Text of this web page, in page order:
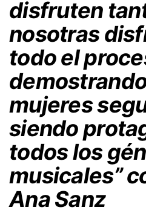
disfruten
nosotras
todo el
mujeres
siendo
todos los
musicales”
Ana Sanz